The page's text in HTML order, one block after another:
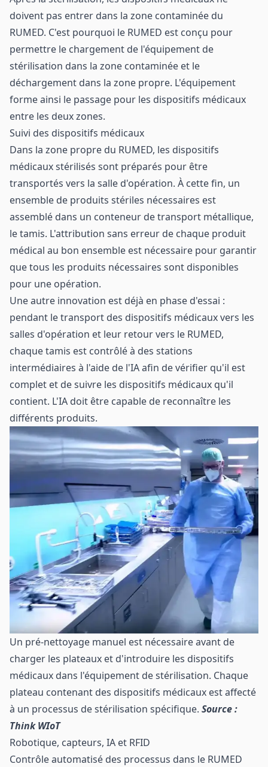
doivent pas entrer dans la zone contaminée du
RUMED. C'est pourquoi le RUMED est conçu pour
permettre le chargement de l'équipement de
stérilisation dans la zone contaminée et le
déchargement dans la zone propre. L'équipement
forme ainsi le passage pour les dispositifs médicaux
entre les deux zones.
Suivi des dispositifs médicaux
Dans la zone propre du RUMED, les dispositifs
médicaux stérilisés sont préparés pour être
transportés vers la salle d'opération. À cette fin, un
ensemble de produits stériles nécessaires est
assemblé dans un conteneur de transport métallique,
le tamis. L'attribution sans erreur de chaque produit
médical au bon ensemble est nécessaire pour garantir
que tous les produits nécessaires sont disponibles
pour une opération.
Une autre innovation est déjà en phase d'essai :
pendant le transport des dispositifs médicaux vers les
salles d'opération et leur retour vers le RUMED,
chaque tamis est contrôlé à des stations
intermédiaires à l'aide de l'IA afin de vérifier qu'il est
complet et de suivre les dispositifs médicaux qu'il
contient. L'IA doit être capable de reconnaître les
différents produits.
Un pré-nettoyage manuel est nécessaire avant de
charger les plateaux et d'introduire les dispositifs
médicaux dans l'équipement de stérilisation. Chaque
plateau contenant des dispositifs médicaux est affecté
à un processus de stérilisation spécifique. Source :
Think WIoT
Robotique, capteurs, IA et RFID
Contrôle automatisé des processus dans le RUMED